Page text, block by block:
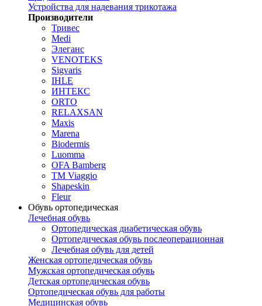
Устройства для надевания трикотажа
Производители
Тривес
Medi
Элеганс
VENOTEKS
Sigvaris
IHLE
ИНТЕКС
ORTO
RELAXSAN
Maxis
Marena
Biodermis
Luomma
OFA Bamberg
TM Viaggio
Shapeskin
Fleur
Обувь ортопедическая
Лечебная обувь
Ортопедическая диабетическая обувь
Ортопедическая обувь послеоперационная
Лечебная обувь для детей
Женская ортопедическая обувь
Мужская ортопедическая обувь
Детская ортопедическая обувь
Ортопедическая обувь для работы
Медицинская обувь